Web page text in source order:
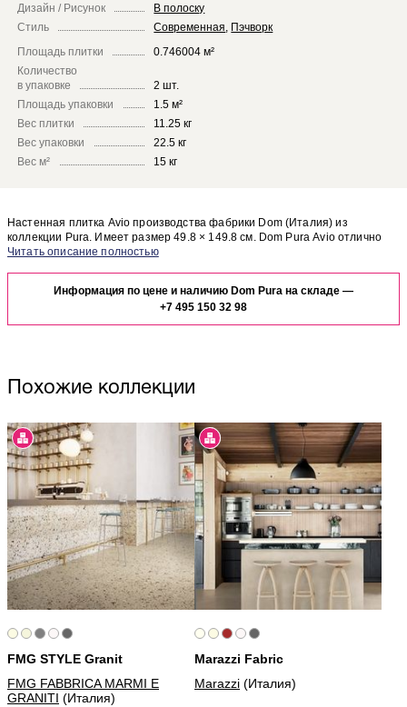
Дизайн / Рисунок
В полоску
Стиль
Современная Пэчворк
Площадь плитки
0.746004 м²
Количество
в упаковке
2 шт.
Площадь упаковки
1.5 м²
Вес плитки
11.25 кг
Вес упаковки
22.5 кг
Вес м²
15 кг
Настенная плитка Avio производства фабрики Dom (Италия) из
коллекции Pura. Имеет размер 49.8 × 149.8 см. Dom Pura Avio отлично
сочетается с другими элементами коллекции Pura.
отделке Вашего помещения, закажите бесплатный дизайн-проект с
использованием элементов коллекции Dom Pura.
Информация по цене и наличию Dom Pura на складе —
+7 495 150 32 98
Похожие коллекции
FMG STYLE Granit
FMG FABBRICA MARMI E
GRANITI (Италия)
Marazzi Fabric
Marazzi (Италия)